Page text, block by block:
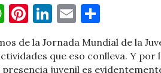
WhatsApp
Pinterest
LinkedIn
Email
de la Jornada Mundial de la
que eso conlleva. Y por
juvenil es